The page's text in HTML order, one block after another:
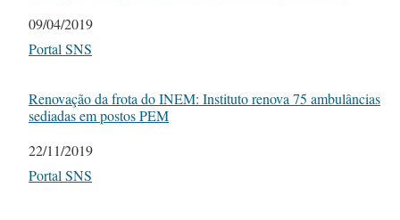
Date
09/04/2019
In relation to
Portal SNS
Renovação da frota do INEM: Instituto renova 75 ambulâncias
sediadas em postos PEM
Date
22/11/2019
In relation to
Portal SNS